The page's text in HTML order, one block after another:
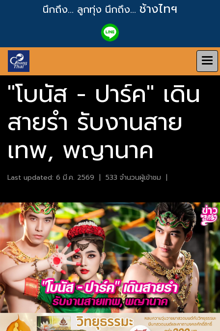
นึกถึง... ลูกทุ่ง นึกถึง... ช้างไทฯ
"โบนัส - ปาร์ค" เดิน
สายรำ รับงานสาย
เทพ, พญานาค
Last updated: 6 มี.ค. 2569 | 533 จำนวนผู้เข้าชม |